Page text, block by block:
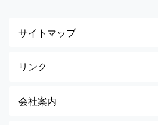
サイトマップ
リンク
会社案内